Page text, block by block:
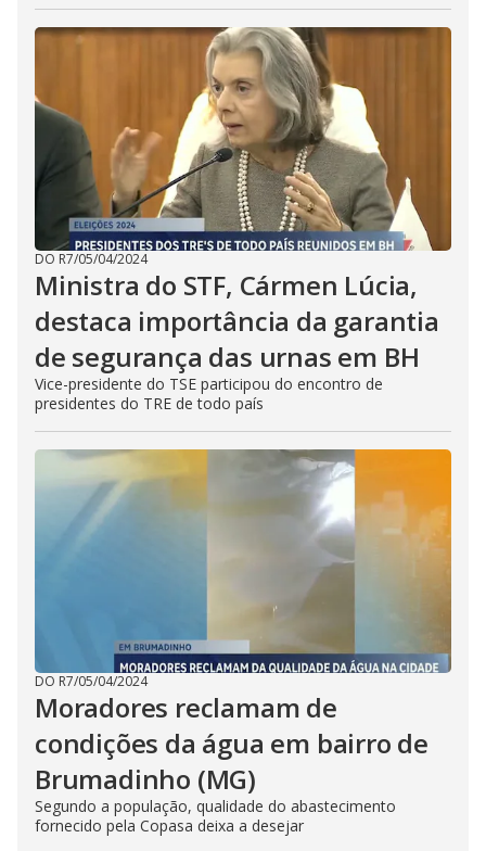
DO R7/05/04/2024
Ministra do STF, Cármen Lúcia,
destaca importância da garantia
de segurança das urnas em BH
Vice-presidente do TSE participou do encontro de
presidentes do TRE de todo país
DO R7/05/04/2024
Moradores reclamam de
condições da água em bairro de
Brumadinho (MG)
Segundo a população, qualidade do abastecimento
fornecido pela Copasa deixa a desejar